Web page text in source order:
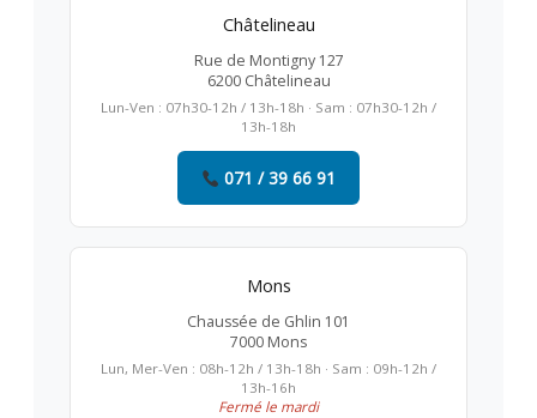
Châtelineau
Rue de Montigny 127
6200 Châtelineau
Lun-Ven : 07h30-12h / 13h-18h · Sam : 07h30-12h /
13h-18h
071 / 39 66 91
Mons
Chaussée de Ghlin 101
7000 Mons
Lun, Mer-Ven : 08h-12h / 13h-18h · Sam : 09h-12h /
13h-16h
Fermé le mardi